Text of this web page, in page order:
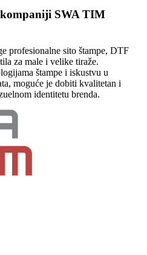
SWA TIM
profesionalne sito štampe, DTF
za male i velike tiraže.
štampe i iskustvu u
moguće je dobiti kvalitetan i
identitetu brenda.